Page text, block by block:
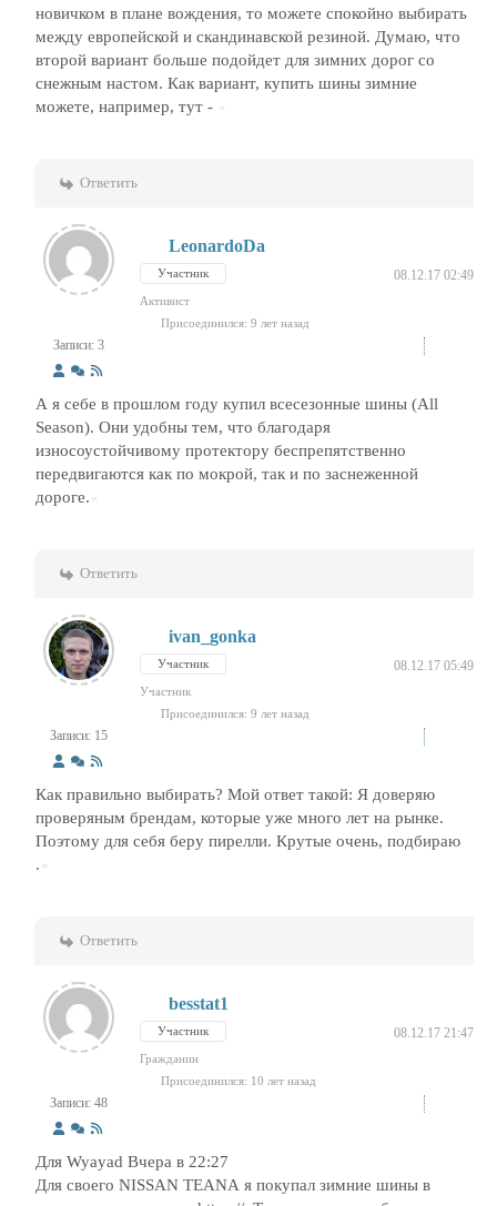
новичком в плане вождения, то можете спокойно выбирать
между европейской и скандинавской резиной. Думаю, что
второй вариант больше подойдет для зимних дорог со
снежным настом. Как вариант, купить шины зимние
можете, например, тут -
Ответить
Записи: 3
LeonardoDa
Участник 08.12.17 02:49
Активист
Присоединился: 9 лет назад
А я себе в прошлом году купил всесезонные шины (All
Season). Они удобны тем, что благодаря
износоустойчивому протектору беспрепятственно
передвигаются как по мокрой, так и по заснеженной
дороге.
Ответить
Записи: 15
ivan_gonka
Участник 08.12.17 05:49
Участник
Присоединился: 9 лет назад
Как правильно выбирать? Мой ответ такой: Я доверяю
проверяным брендам, которые уже много лет на рынке.
Поэтому для себя беру пирелли. Крутые очень, подбираю
.
Ответить
Записи: 48
besstat1
Участник 08.12.17 21:47
Гражданин
Присоединился: 10 лет назад
Для Wyayad Вчера в 22:27
Для своего NISSAN TEANA я покупал зимние шины в